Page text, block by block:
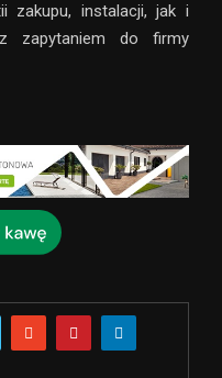
zakupu, instalacji, jak i
zapytaniem do firmy